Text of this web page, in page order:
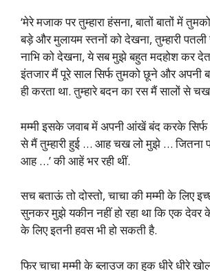
‘मेरे मजाक पर तुम्हारा हंसना, बातों बातों में
बड़े और मुलायम स्तनों को देखना, तुम्हारी
नाभि को देखना, ये सब मुझे बहुत मदहोश कर
इंतजार मैं पूरे साल सिर्फ तुमको छूने और अपनी
ही करता था. तुम्हारे बदन का रस मैं सालों से
मम्मी इसके जवाब में अपनी आंखें बंद करके
से मैं तुम्हारी हुई … आह चख लो मुझे … जितना
आह …’ की आहें भर रही थीं.
सच बताऊं तो दोस्तो, चाचा की मम्मी के लिए
सुनकर मुझे यकीन नहीं हो रहा था कि एक देवर
के लिए इतनी हवस भी हो सकती है.
फिर चाचा मम्मी के ब्लाउज का हुक धीरे धीरे